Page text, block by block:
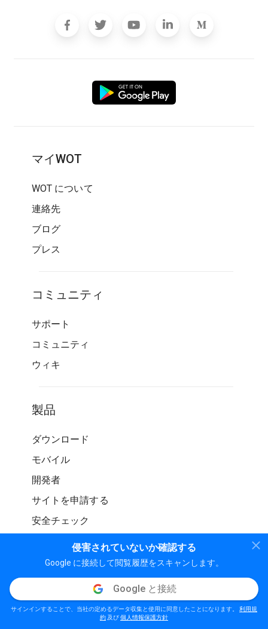
侵害されていないか確認する
Google に接続して閲覧履歴をスキャンします。
Google と接続
サインインすることで、当社の定めるデータ収集と使用に同意したことになります。 利用規
約 及び個人情報保護方針
マイWOT
WOT について
連絡先
ブログ
プレス
コミュニティ
サポート
コミュニティ
ウィキ
製品
ダウンロード
モバイル
開発者
サイトを申請する
安全チェック
© WOT サービス LP。 無断転載を禁じます
利用規約